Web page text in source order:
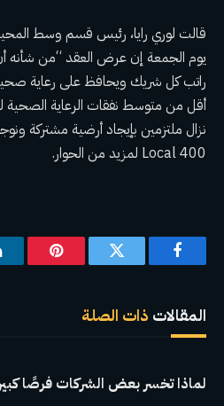
قالت لوري رايا، رئيس قسم وسط
يوم الجمعة إن عرض العقد “من شأنه
أقل من متوسط ​​نفقات الرعاية الصحية
Local 400 لمزيد من الحوار.
فيسبوك تويتر
المقالات ذات الصلة
لماذا تخسر بعض الشركات فرصًا